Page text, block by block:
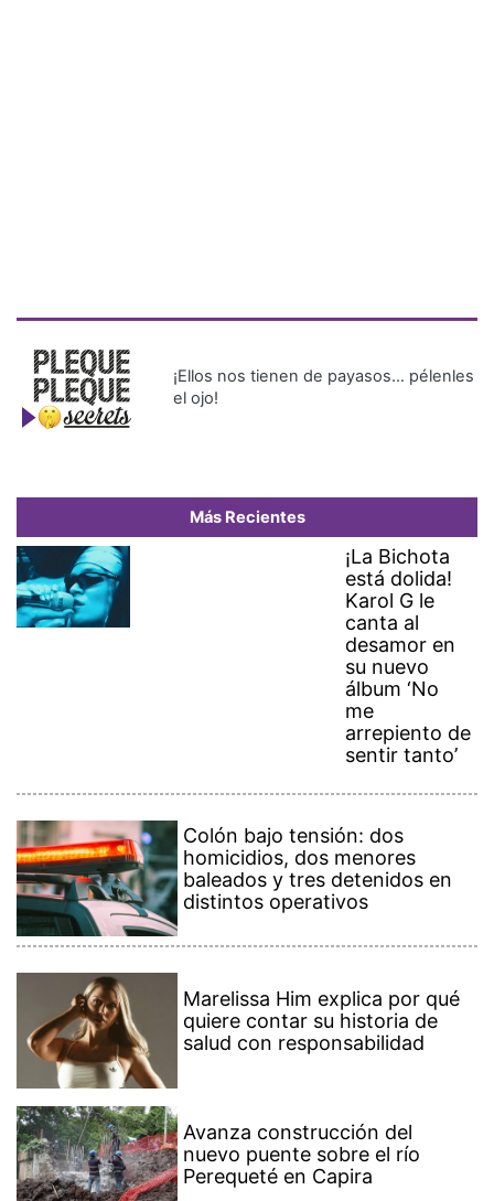
¡Ellos nos tienen de payasos… pélenles
el ojo!
Más Recientes
¡La Bichota
está dolida!
Karol G le
canta al
desamor en
su nuevo
álbum ‘No
me
arrepiento de
sentir tanto’
Colón bajo tensión: dos
homicidios, dos menores
baleados y tres detenidos en
distintos operativos
Marelissa Him explica por qué
quiere contar su historia de
salud con responsabilidad
Avanza construcción del
nuevo puente sobre el río
Perequeté en Capira